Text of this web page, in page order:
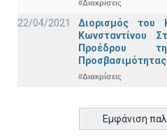
#Διακρίσεις
22/04/2021
Διορισμός του
Κωνσταντίνου
Προέδρου
Προσβασιμότητας
#Διακρίσεις
Εμφάνιση